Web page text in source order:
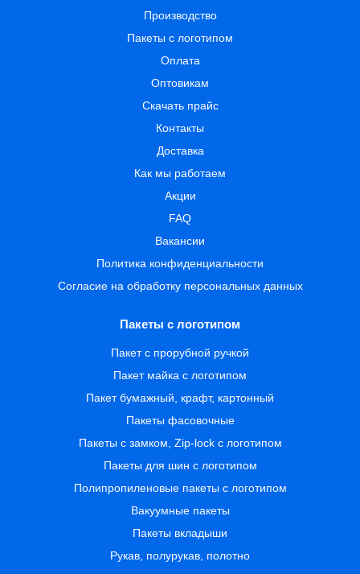
Производство
Пакеты с логотипом
Оплата
Оптовикам
Скачать прайс
Контакты
Доставка
Как мы работаем
Акции
FAQ
Вакансии
Политика конфиденциальности
Согласие на обработку персональных данных
Пакеты с логотипом
Пакет с прорубной ручкой
Пакет майка с логотипом
Пакет бумажный, крафт, картонный
Пакеты фасовочные
Пакеты с замком, Zip-lock с логотипом
Пакеты для шин с логотипом
Полипропиленовые пакеты с логотипом
Вакуумные пакеты
Пакеты вкладыши
Рукав, полурукав, полотно